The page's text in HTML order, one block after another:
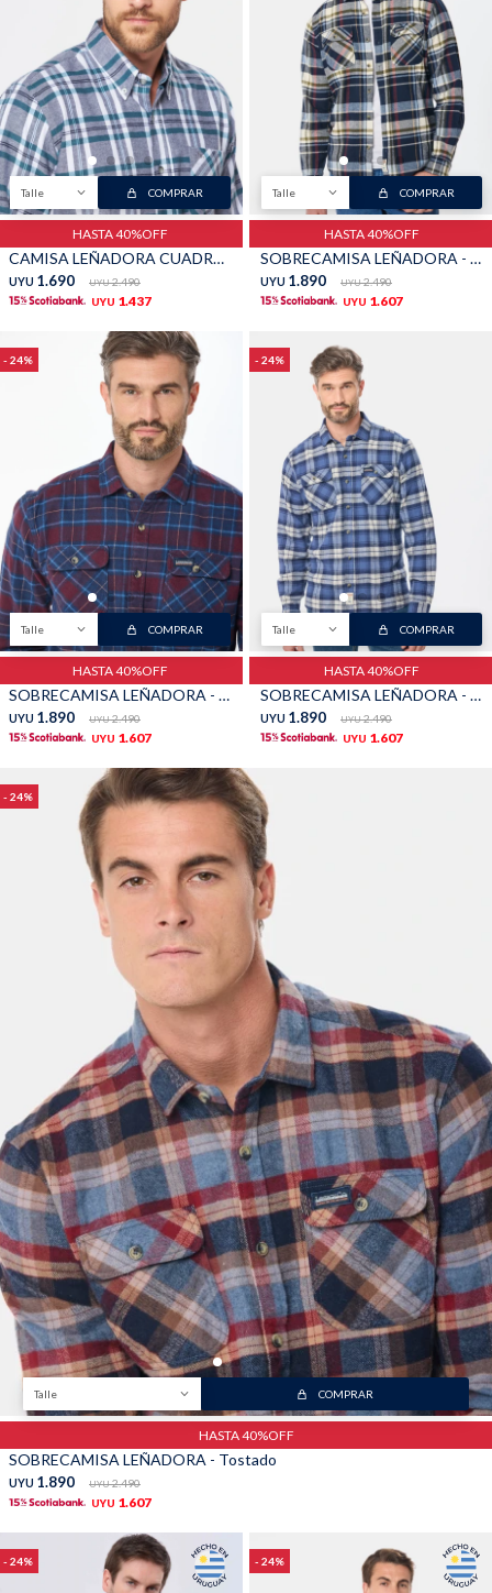
Talle COMPRAR
HASTA 40%OFF
CAMISA LEÑADORA CUADROS - Verde
UYU 1.690 UYU 2.490
UYU 1.437
Talle COMPRAR
HASTA 40%OFF
SOBRECAMISA LEÑADORA - Azul oscuro
UYU 1.890 UYU 2.490
UYU 1.607
24
Talle COMPRAR
HASTA 40%OFF
SOBRECAMISA LEÑADORA - Bordo
UYU 1.890 UYU 2.490
UYU 1.607
24
Talle COMPRAR
HASTA 40%OFF
SOBRECAMISA LEÑADORA - Gris
UYU 1.890 UYU 2.490
UYU 1.607
24
Talle COMPRAR
HASTA 40%OFF
SOBRECAMISA LEÑADORA - Tostado
UYU 1.890 UYU 2.490
UYU 1.607
24 24
Shorts Trajes
Sacos Calzado
Bolsos y valijas Accesorios
TALLES GRANDES Uniformes empresariales
Quiero ser parte Canjear mis puntos
Juntá puntos Friends
Cómo comprar
Envíos, cambios y devoluciones
Trabaja con nosotros